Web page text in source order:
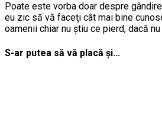
Poate este vorba doar despre
eu zic să vă faceţi cât mai bine
oamenii chiar nu ştiu ce pierd, dacă
S-ar putea să vă placă și...